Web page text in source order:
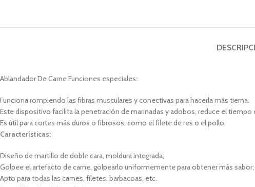
Ablandador De Carne Funciones especiales:
Funciona rompiendo las fibras musculares y conectivas para hacerla más tierna.
Este dispositivo facilita la penetración de marinadas y adobos, reduce el tiempo
Es útil para cortes más duros o fibrosos, como el filete de res o el pollo.
Características:
Diseño de martillo de doble cara, moldura integrada;
Golpee el artefacto de carne, golpearlo uniformemente para obtener más sabor;
Apto para todas las carnes, filetes, barbacoas, etc.